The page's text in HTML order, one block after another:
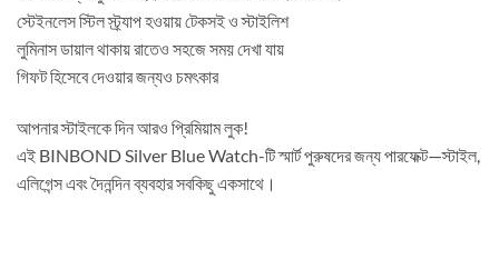
স্টেইনলেস স্টিল স্ট্র্যাপ হওয়ায় টেকসই ও স্টাইলিশ
লুমিনাস ডায়াল থাকায় রাতেও সহজে সময় দেখা যায়
গিফট হিসেবে দেওয়ার জন্যও চমৎকার
আপনার স্টাইলকে দিন আরও প্রিমিয়াম লুক!
এই BINBOND Silver Blue Watch-টি স্মার্ট পুরুষদের জন্য পারফেক্ট—স্টাইল,
এলিগেন্স এবং দৈনন্দিন ব্যবহার সবকিছু একসাথে।